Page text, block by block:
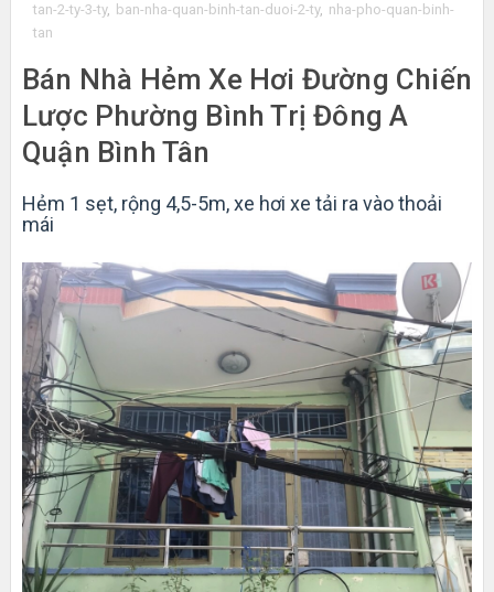
tan-2-ty-3-ty, ban-nha-quan-binh-tan-duoi-2-ty, nha-pho-quan-binh-
tan
Bán Nhà Hẻm Xe Hơi Đường Chiến
Lược Phường Bình Trị Đông A
Quận Bình Tân
Hẻm 1 sẹt, rộng 4,5-5m, xe hơi xe tải ra vào thoải
mái